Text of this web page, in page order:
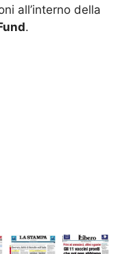
all’interno della
.